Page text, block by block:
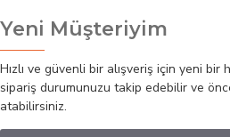
Yeni Müşteriyim
Hızlı ve güvenli bir alışveriş için yeni
sipariş durumunuzu takip edebilir ve
atabilirsiniz.